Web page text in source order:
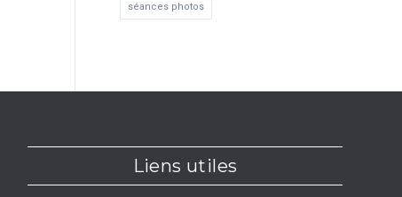
séances photos
Liens utiles